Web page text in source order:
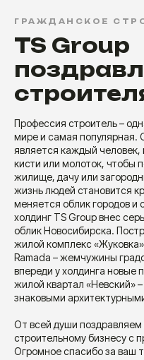
ГРАЖДАНСКОЕ
TS Group
Профессия строитель –
мире и самая популярная.
является каждый человек,
кисти или молоток, чтобы
жилище, дачу или
жизнь людей становится
меняется облик городов
холдинг TS Group внес
облик Новосибирска.
жилой комплекс
Ramada – жемчужины
впереди у холдинга новые
жилой квартал «Невский»
знаковыми
От всей души поздравляем
строительному бизнесу с
Огромное спасибо за ваш